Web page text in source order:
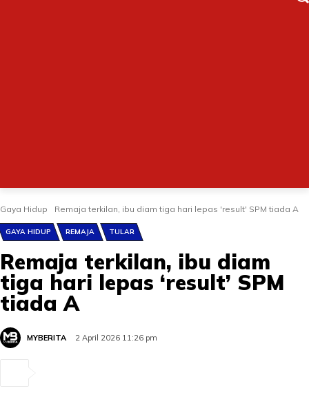
Gaya Hidup Remaja terkilan, ibu diam tiga hari lepas 'result' SPM tiada A
GAYA HIDUP REMAJA TULAR
Remaja terkilan, ibu diam
tiga hari lepas ‘result’ SPM
tiada A
MYBERITA 2 April 2026 11:26 pm